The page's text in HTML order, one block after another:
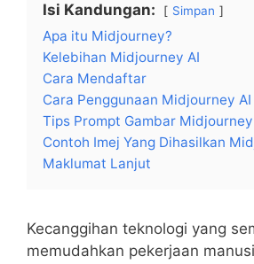
Isi Kandungan: Simpan
Apa itu Midjourney?
Kelebihan Midjourney AI
Cara Mendaftar
Cara Penggunaan Midjourney AI
Tips Prompt Gambar Midjourney
Contoh Imej Yang Dihasilkan
Maklumat Lanjut
Kecanggihan teknologi yang
memudahkan pekerjaan